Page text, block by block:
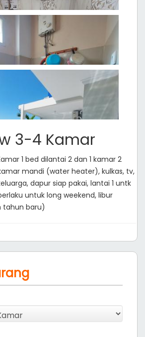
3-4 Kamar
1 bed dilantai 2 dan 1 kamar 2
mandi (water heater), kulkas, tv,
dapur siap pakai, lantai 1 untk
untuk long weekend, libur
tahun baru)